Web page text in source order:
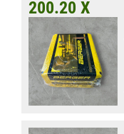
200.20 X